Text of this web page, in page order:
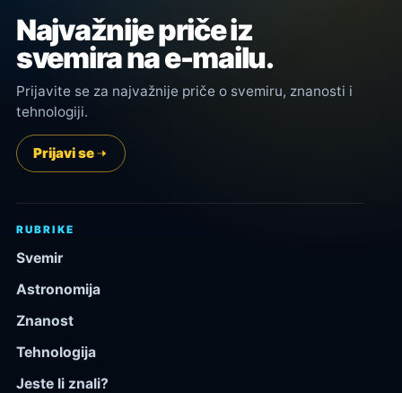
Najvažnije priče iz
svemira na e-mailu.
Prijavite se za najvažnije priče o svemiru, znanosti i
tehnologiji.
Prijavi se
RUBRIKE
Svemir
Astronomija
Znanost
Tehnologija
Jeste li znali?